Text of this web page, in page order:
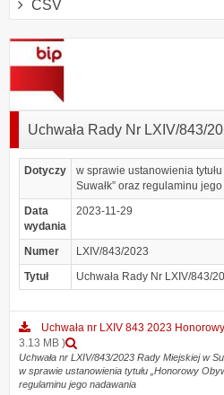
CSV
Uchwała Rady Nr LXIV/843/
Dotyczy
w sprawie ustanowienia
Suwałk” oraz regulaminu
Data
wydania
2023-11-29
Numer
LXIV/843/2023
Tytuł
Uchwała Rady Nr LXIV/843/
Uchwała nr LXIV 843 2023
3.13 MB )
załącznika
Uchwała
nr
Uchwała nr LXIV/843/2023 Rady Miejskiej w
w sprawie ustanowienia tytułu „Honorowy
regulaminu jego nadawania